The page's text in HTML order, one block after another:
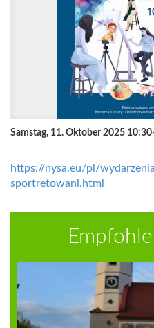
Samstag, 11. Oktober 2025
https://nysa.eu/pl/
sportretowani.html